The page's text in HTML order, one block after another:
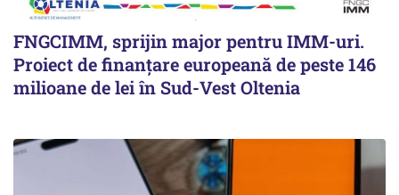
FNGCIMM, sprijin major pentru IMM-uri.
Proiect de finanțare europeană de peste 146
milioane de lei în Sud-Vest Oltenia